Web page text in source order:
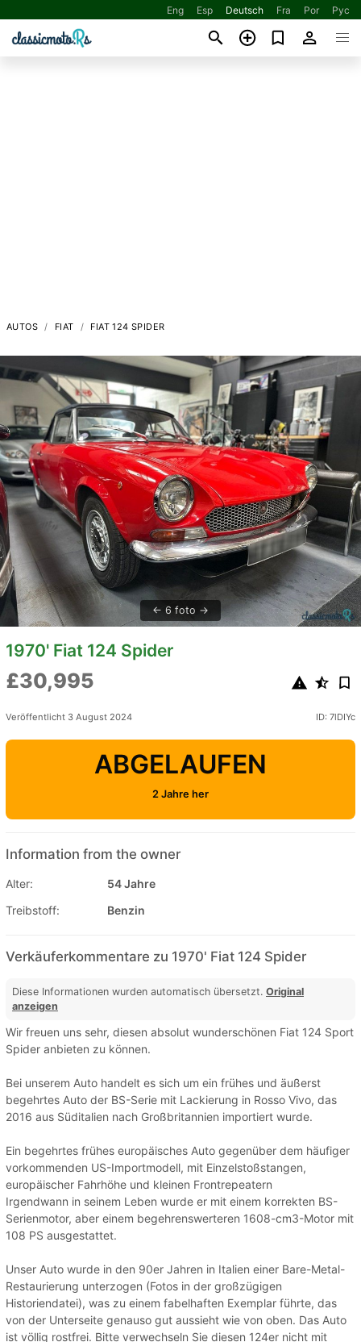
Eng Esp Deutsch Fra Por Рус
AUTOS FIAT FIAT 124 SPIDER
6 foto
1970' Fiat 124 Spider
£30,995
Veröffentlicht 3 August 2024 ID: 7lDIYc
ABGELAUFEN
2 Jahre her
Information from the owner
Alter:
54 Jahre
Treibstoff:
Benzin
Verkäuferkommentare zu 1970' Fiat 124 Spider
Diese Informationen wurden automatisch übersetzt. Original
anzeigen
Wir freuen uns sehr, diesen absolut wunderschönen Fiat 124 Sport
Spider anbieten zu können.
Bei unserem Auto handelt es sich um ein frühes und äußerst
begehrtes Auto der BS-Serie mit Lackierung in Rosso Vivo, das
2016 aus Süditalien nach Großbritannien importiert wurde.
Ein begehrtes frühes europäisches Auto gegenüber dem häufiger
vorkommenden US-Importmodell, mit Einzelstoßstangen,
europäischer Fahrhöhe und kleinen Frontrepeatern
Irgendwann in seinem Leben wurde er mit einem korrekten BS-
Serienmotor, aber einem begehrenswerteren 1608-cm3-Motor mit
108 PS ausgestattet.
Unser Auto wurde in den 90er Jahren in Italien einer Bare-Metal-
Restaurierung unterzogen (Fotos in der großzügigen
Historiendatei), was zu einem fabelhaften Exemplar führte, das
von der Unterseite genauso gut aussieht wie von oben. Das Auto
ist völlig rostfrei. Bitte verwechseln Sie diesen 124er nicht mit